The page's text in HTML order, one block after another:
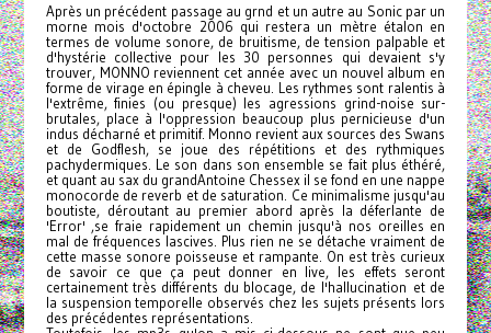
Après un précédent passage au grnd et un autre au Sonic par un
morne mois d'octobre 2006 qui restera un mètre étalon en
termes de volume sonore, de bruitisme, de tension palpable et
d'hystérie collective pour les 30 personnes qui devaient s'y
trouver, MONNO reviennent cet année avec un nouvel album en
forme de virage en épingle à cheveu. Les rythmes sont ralentis à
l'extrême, finies (ou presque) les agressions grind-noise sur-
brutales, place à l'oppression beaucoup plus pernicieuse d'un
indus décharné et primitif. Monno revient aux sources des Swans
et de Godflesh, se joue des répétitions et des rythmiques
pachydermiques. Le son dans son ensemble se fait plus éthéré,
et quant au sax du grandAntoine Chessex il se fond en une nappe
monocorde de reverb et de saturation. Ce minimalisme jusqu'au
boutiste, déroutant au premier abord après la déferlante de
'Error' ,se fraie rapidement un chemin jusqu'à nos oreilles en
mal de fréquences lascives. Plus rien ne se détache vraiment de
cette masse sonore poisseuse et rampante. On est très curieux
de savoir ce que ça peut donner en live, les effets seront
certainement très différents du blocage, de l'hallucination et de
la suspension temporelle observés chez les sujets présents lors
des précédentes représentations.